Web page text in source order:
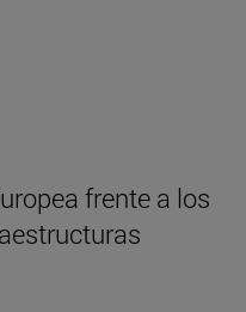
frente a los